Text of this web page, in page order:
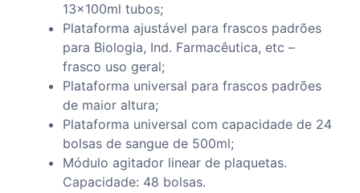
13x100ml tubos;
Plataforma ajustável para frascos padrões
para Biologia, Ind. Farmacêutica, etc –
frasco uso geral;
Plataforma universal para frascos padrões
de maior altura;
Plataforma universal com capacidade de 24
bolsas de sangue de 500ml;
Módulo agitador linear de plaquetas.
Capacidade: 48 bolsas.